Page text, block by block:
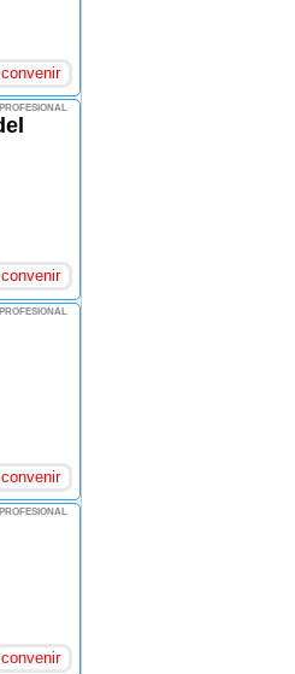
PROFESIONAL
PROFESIONAL
PROFESIONAL